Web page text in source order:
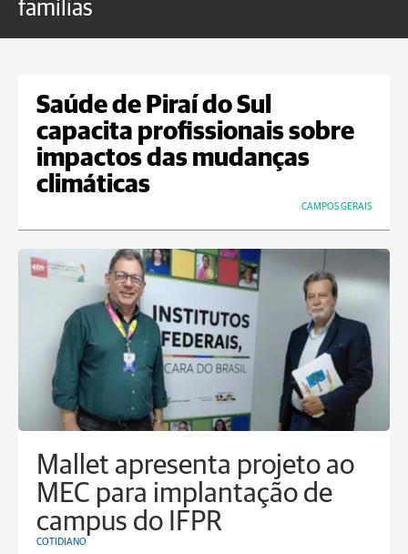
famílias
Saúde de Piraí do Sul
capacita profissionais sobre
impactos das mudanças
climáticas
CAMPOS GERAIS
Mallet apresenta projeto ao
MEC para implantação de
campus do IFPR
COTIDIANO